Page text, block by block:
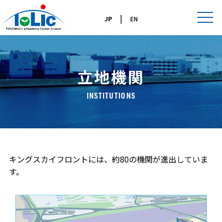
JP| EN
立地機関
INSTITUTIONS
キングスカイフロントには、約80の機関が進出していま
す。